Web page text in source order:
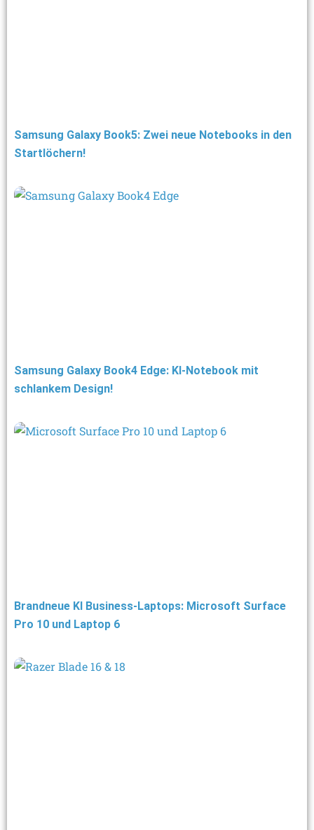
Samsung Galaxy Book5: Zwei neue Notebooks in den
Startlöchern!
Samsung Galaxy Book4 Edge: KI-Notebook mit
schlankem Design!
Brandneue KI Business-Laptops: Microsoft Surface
Pro 10 und Laptop 6